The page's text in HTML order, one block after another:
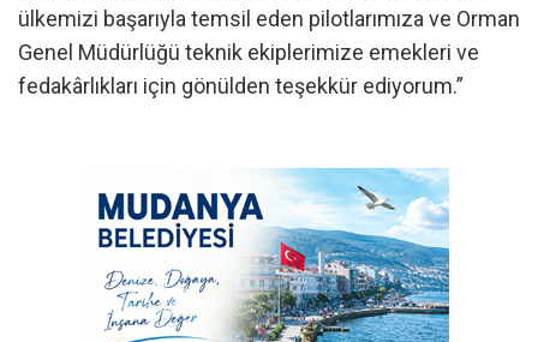
ülkemizi başarıyla temsil eden pilotlarımıza ve Orman
Genel Müdürlüğü teknik ekiplerimize emekleri ve
fedakârlıkları için gönülden teşekkür ediyorum.”